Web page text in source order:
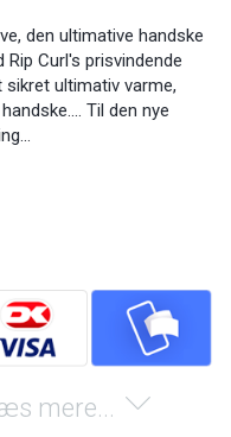
den ultimative handske
Curl's prisvindende
sikret ultimativ varme,
Til den nye
mere...